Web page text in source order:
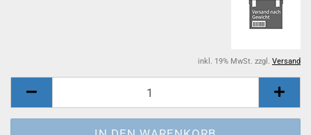
inkl. 19% MwSt. zzgl. Versand